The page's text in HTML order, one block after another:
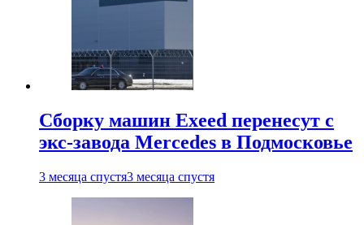
Сборку машин Exeed перенесут с
экс-завода Mercedes в Подмосковье
3 месяца спустя3 месяца спустя